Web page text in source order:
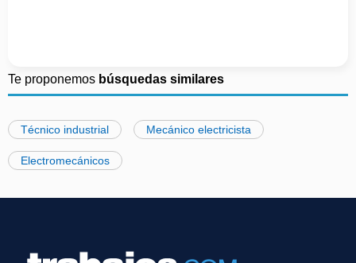
Te proponemos búsquedas similares
Técnico industrial Mecánico electricista
Electromecánicos